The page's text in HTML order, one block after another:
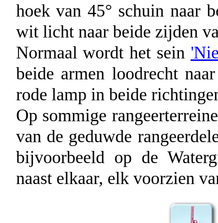
hoek van 45° schuin naar
wit licht naar beide zijden
Normaal wordt het sein
beide armen loodrecht
rode lamp in beide
Op sommige
van de geduwde
bijvoorbeeld op de
naast elkaar, elk voorzien